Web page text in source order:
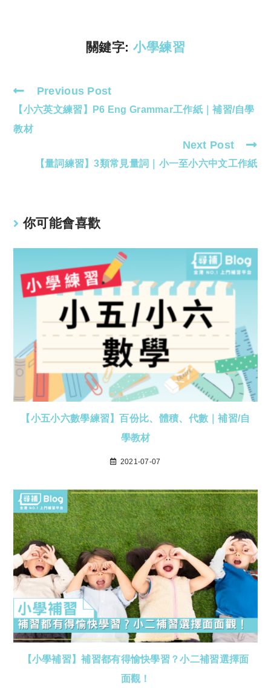
關鍵字:小學練習
Read
more
articles
Previous Post
【小六英文練習】P6 Eng Grammar工作紙｜補習/自學
教材
Next Post
【量詞練習】3類常見量詞｜小一至小六中文工作紙
你可能會喜歡
【小五小六數學練習】百份比、體積、代數｜補習/自
學教材
2021-07-07
【小學補習】補習都有得愉快學習？小二補習選擇面
面觀！